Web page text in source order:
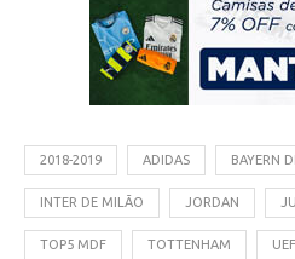
2018-2019 ADIDAS BAYERN
INTER DE MILÃO JORDAN
TOP5 MDF TOTTENHAM